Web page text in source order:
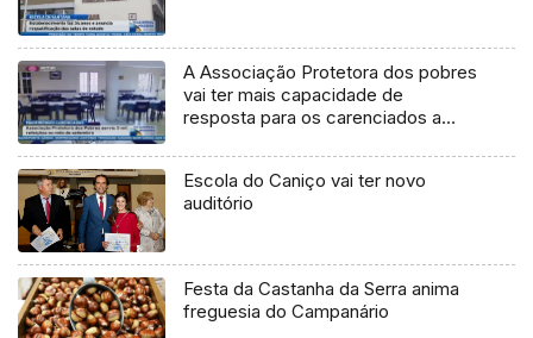
A Associação Protetora dos pobres
vai ter mais capacidade de
resposta para os carenciados a
Escola do Caniço vai ter novo
auditório
Festa da Castanha da Serra anima
freguesia do Campanário